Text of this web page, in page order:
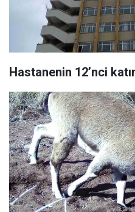
Hastanenin 12’nci